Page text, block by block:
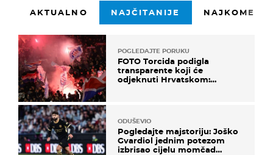
AKTUALNO NAJČITANIJE
POGLEDAJTE PORUKU
FOTO Torcida podigla
transparente koji će
odjeknuti Hrvatskom:
ODUŠEVIO
Pogledajte majstoriju: Joško
Gvardiol jednim potezom
izbrisao cijelu momčad